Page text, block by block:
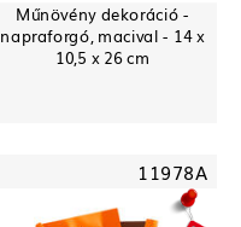
Műnövény dekoráció -
napraforgó, macival - 14 x
10,5 x 26 cm
11978A